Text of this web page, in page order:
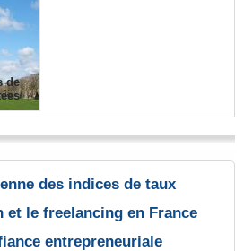
de
des indices de taux
et le freelancing en France
entrepreneuriale